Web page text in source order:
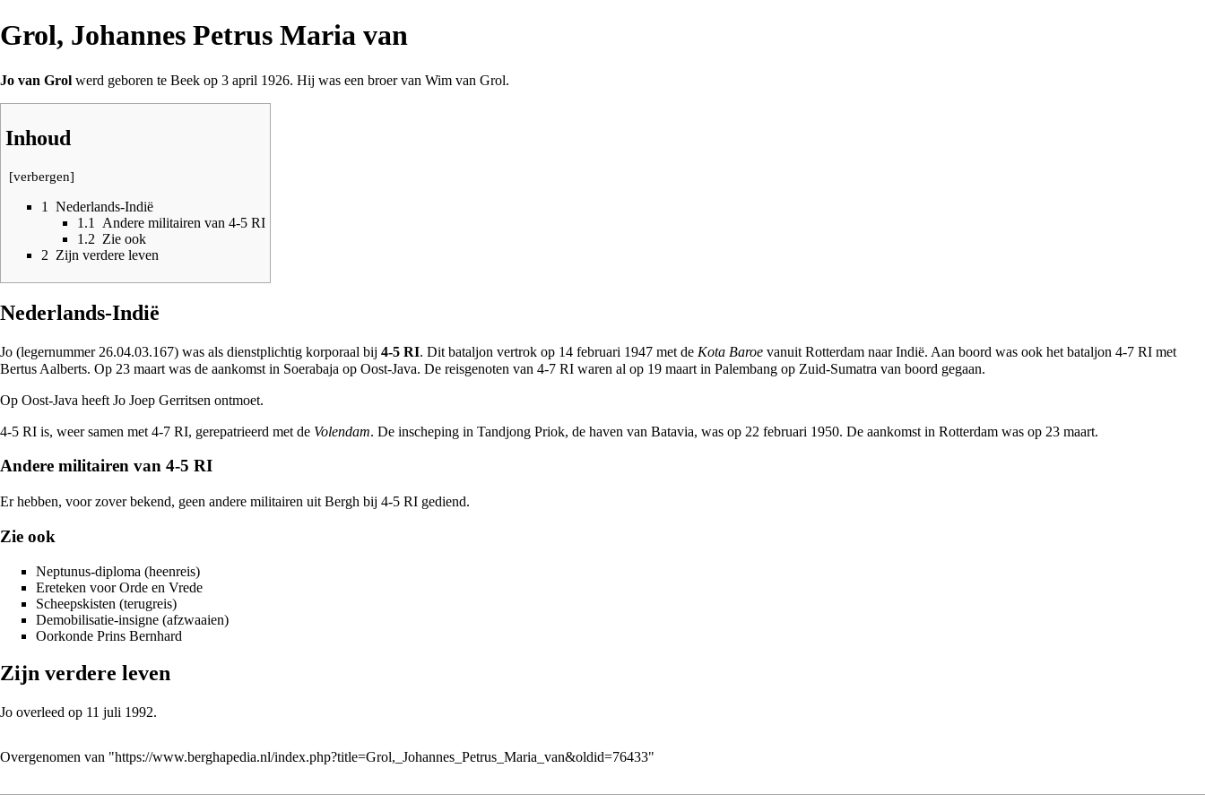
Grol, Johannes Petrus Maria van
Jo van Grol werd geboren te Beek op 3 april 1926. Hij was een broer van Wim van Grol.
Inhoud
[verbergen]
1
Nederlands-Indië
1.1
Andere militairen van 4-5 RI
1.2 Zie ook
2 Zijn verdere leven
Nederlands-Indië
Jo (legernummer 26.04.03.167) was als dienstplichtig korporaal bij 4-5 RI. Dit bataljon vertrok op 14 februari 1947 met de Kota Baroe vanuit Rotterdam naar Indië. Aan boord was ook het bataljon 4-7 RI met
Bertus Aalberts. Op 23 maart was de aankomst in Soerabaja op Oost-Java. De reisgenoten van 4-7 RI waren al op 19 maart in Palembang op Zuid-Sumatra van boord gegaan.
Op Oost-Java heeft Jo Joep Gerritsen ontmoet.
4-5 RI is, weer samen met 4-7 RI, gerepatrieerd met de Volendam. De inscheping in Tandjong Priok, de haven van Batavia, was op 22 februari 1950. De aankomst in Rotterdam was op 23 maart.
Andere militairen van 4-5 RI
Er hebben, voor zover bekend, geen andere militairen uit Bergh bij 4-5 RI gediend.
Zie ook
Neptunus-diploma (heenreis)
Ereteken voor Orde en Vrede
Scheepskisten (terugreis)
Demobilisatie-insigne (afzwaaien)
Oorkonde Prins Bernhard
Zijn verdere leven
Jo overleed op 11 juli 1992.
Overgenomen van "https://www.berghapedia.nl/index.php?title=Grol,_Johannes_Petrus_Maria_van&oldid=76433"